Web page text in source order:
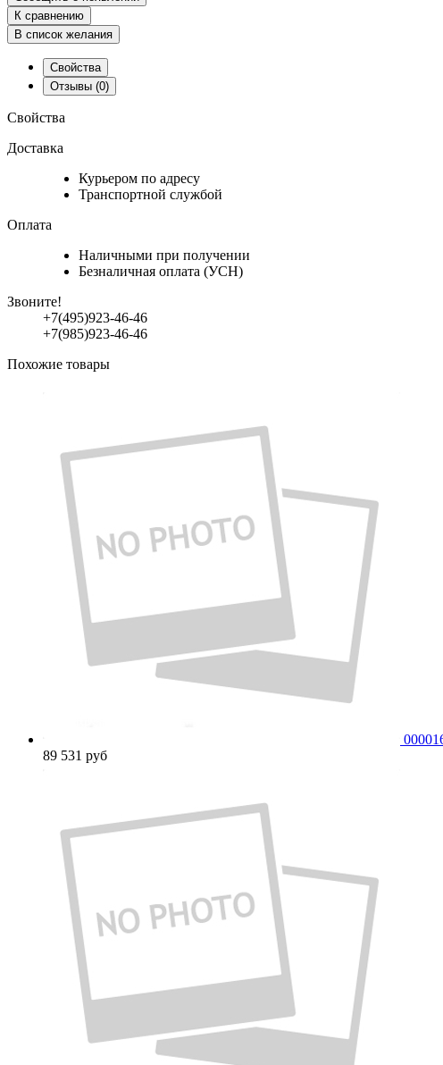
К сравнению
В список желания
Свойства
Отзывы (0)
Свойства
Доставка
Курьером по адресу
Транспортной службой
Оплата
Наличными при получении
Безналичная оплата (УСН)
Звоните!
+7(495)923-46-46
+7(985)923-46-46
Похожие товары
89 531 руб